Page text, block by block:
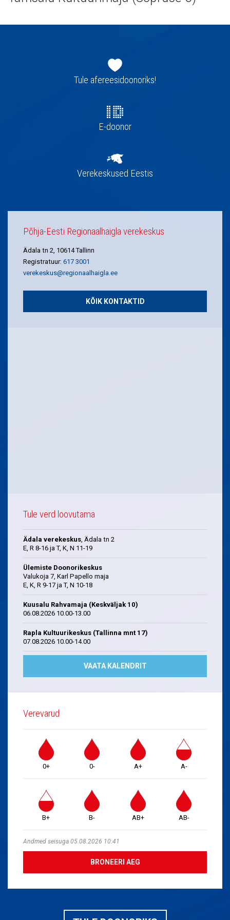
navigatsioonTule afereesidoonoriks!
E-doonor
Verekeskused Eestis
Põhja-Eesti Regionaalhaigla verekeskus
Ädala tn 2, 10614 Tallinn
Registratuur: 617 3001
verekeskus@regionaalhaigla.ee
KÕIK KONTAKTID
Tule verd loovutama
Ädala verekeskus, Ädala tn 2
E, R 8-16 ja T, K, N 11-19
Ülemiste Doonorikeskus
Valukoja 7, Karl Papello maja
E, K, R 9-17 ja T, N 10-18
Kuusalu Rahvamaja (Keskväljak 10)
06.08.2026 10.00-13.00
Rapla Kultuurikeskus (Tallinna mnt 17)
07.08.2026 10.00-14.00
VAATA KALENDRIT
Verevarud
0+ 0- A+ A-
B+ B- AB+ AB-
Andmed seisuga 05.08.2026 10:41
BRONEERI AEG